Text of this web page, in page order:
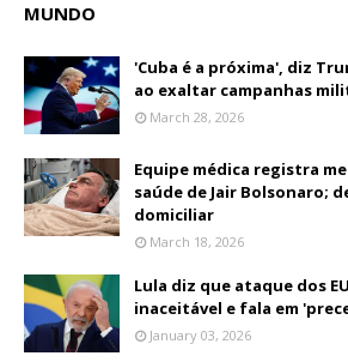
MUNDO
'Cuba é a próxima', diz
ao exaltar campanhas
March 28, 2026
Equipe médica registra
saúde de Jair Bolsonaro;
domiciliar
March 18, 2026
Lula diz que ataque dos
inaceitável e fala em
January 03, 2026